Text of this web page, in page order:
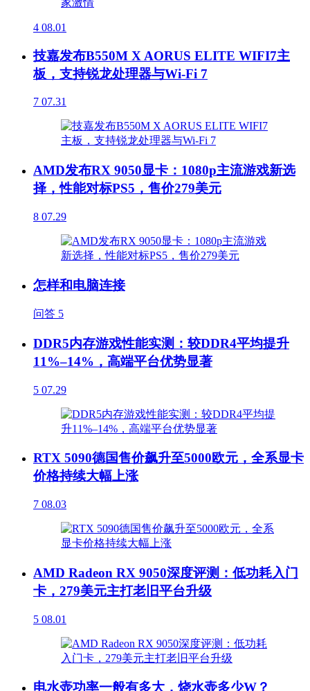
4 08.01
技嘉发布B550M X AORUS ELITE WIFI7主
板，支持锐龙处理器与Wi-Fi 7
7 07.31
AMD发布RX 9050显卡：1080p主流游戏新选
择，性能对标PS5，售价279美元
8 07.29
怎样和电脑连接
问答 5
DDR5内存游戏性能实测：较DDR4平均提升
11%–14%，高端平台优势显著
5 07.29
RTX 5090德国售价飙升至5000欧元，全系显卡
价格持续大幅上涨
7 08.03
AMD Radeon RX 9050深度评测：低功耗入门
卡，279美元主打老旧平台升级
5 08.01
电水壶功率一般有多大，烧水壶多少W？